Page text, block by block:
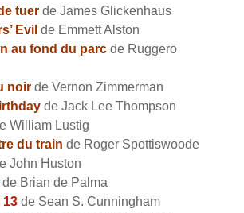
tuer de James Glickenhaus
Evil de Emmett Alston
au fond du parc de Ruggero
noir de Vernon Zimmerman
de Jack Lee Thompson
William Lustig
du train de Roger Spottiswoode
John Huston
de Brian de Palma
13 de Sean S. Cunningham